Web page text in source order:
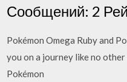
Сообщений: 2
Pokémon Omega Ruby and
you on a journey like no
Pokémon